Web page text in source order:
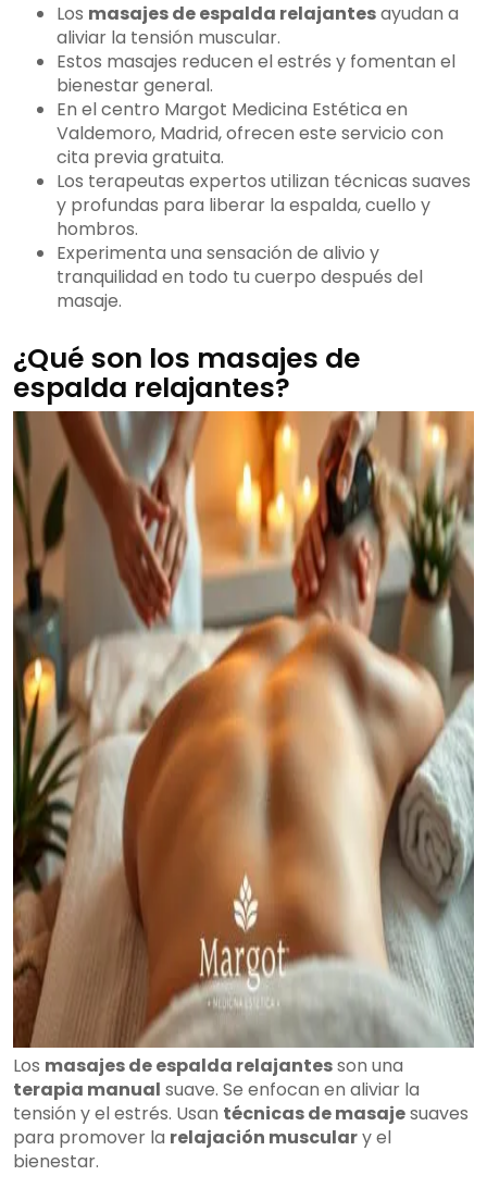
Los masajes de espalda relajantesayudan a
aliviar la tensión muscular.
Estos masajes reducen el estrés y fomentan el
bienestar general.
En el centro Margot Medicina Estética en
Valdemoro, Madrid, ofrecen este servicio con
cita previa gratuita.
Los terapeutas expertos utilizan técnicas suaves
y profundas para liberar la espalda, cuello y
hombros.
Experimenta una sensación de alivio y
tranquilidad en todo tu cuerpo después del
masaje.
¿Qué son los masajes de
espalda relajantes?
Los masajes de espalda relajantesson una
terapia manual suave. Se enfocan en aliviar la
tensión y el estrés. Usan técnicas de masajesuaves
para promover la relajación musculary el
bienestar.